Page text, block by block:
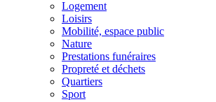
Logement
Loisirs
Mobilité, espace public
Nature
Prestations funéraires
Propreté et déchets
Quartiers
Sport